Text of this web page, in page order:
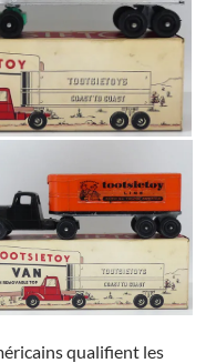
qualifient les